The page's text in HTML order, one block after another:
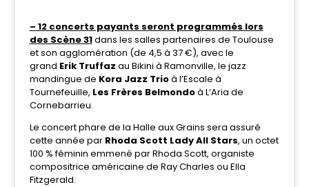
– 12 concerts payants seront programmés lors
des Scène 31dans les salles partenaires de Toulouse
et son agglomération (de 4,5 à 37 €), avec le
grand Erik Truffaz au Bikini à Ramonville, le jazz
mandingue de Kora Jazz Trioà l’Escale à
Tournefeuille, Les Frères Belmondoà L’Aria de
Cornebarrieu.
Le concert phare de la Halle aux Grains sera assuré
cette année par Rhoda Scott Lady All Stars, un octet
100 % féminin emmené par Rhoda Scott, organiste
compositrice américaine de Ray Charles ou Ella
Fitzgerald.